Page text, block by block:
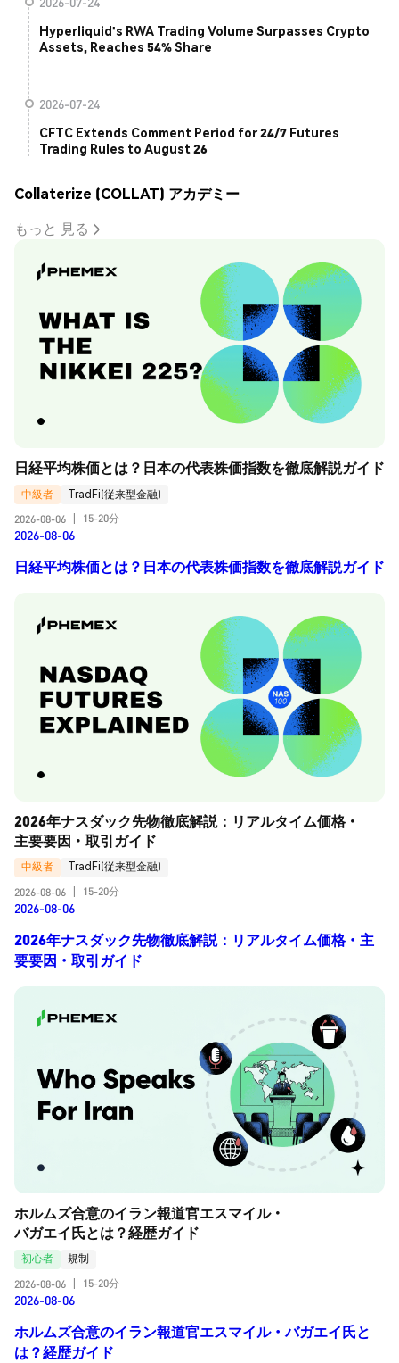
Hyperliquid's RWA Trading Volume Surpasses Crypto
Assets, Reaches 54% Share
2026-07-24
CFTC Extends Comment Period for 24/7 Futures
Trading Rules to August 26
Collaterize (COLLAT) アカデミー
もっと 見る
日経平均株価とは？日本の代表株価指数を徹底解説ガイド
中級者
TradFi(従来型金融)
2026-08-06
15-20分
2026-08-06
日経平均株価とは？日本の代表株価指数を徹底解説ガイド
2026年ナスダック先物徹底解説：リアルタイム価格・
主要要因・取引ガイド
中級者
TradFi(従来型金融)
2026-08-06
15-20分
2026-08-06
2026年ナスダック先物徹底解説：リアルタイム価格・主
要要因・取引ガイド
ホルムズ合意のイラン報道官エスマイル・
バガエイ氏とは？経歴ガイド
初心者
規制
2026-08-06
15-20分
2026-08-06
ホルムズ合意のイラン報道官エスマイル・バガエイ氏と
は？経歴ガイド